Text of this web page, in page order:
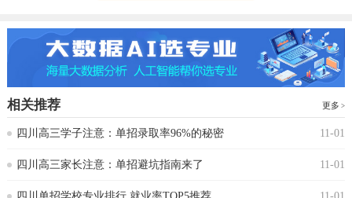
相关推荐 更多
四川高三学子注意：单招录取率96%的秘密 11-01
四川高三家长注意：单招避坑指南来了 11-01